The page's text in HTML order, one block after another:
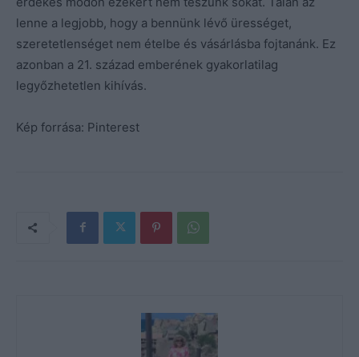
lenne a legjobb, hogy a bennünk lévő ürességet,
szeretetlenséget nem ételbe és vásárlásba fojtanánk. Ez
azonban a 21. század emberének gyakorlatilag
legyőzhetetlen kihívás.
Kép forrása: Pinterest